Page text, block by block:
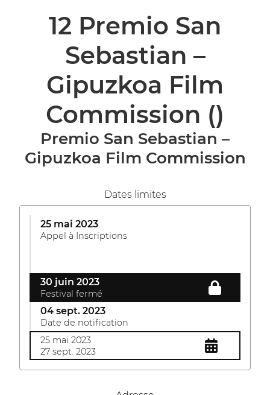
12 Premio San
Sebastian –
Gipuzkoa Film
Commission ()
Premio San Sebastian –
Gipuzkoa Film Commission
Dates limites
25 mai 2023
Appel à Inscriptions
30 juin 2023
Festival fermé
04 sept. 2023
Date de notification
25 mai 2023
27 sept. 2023